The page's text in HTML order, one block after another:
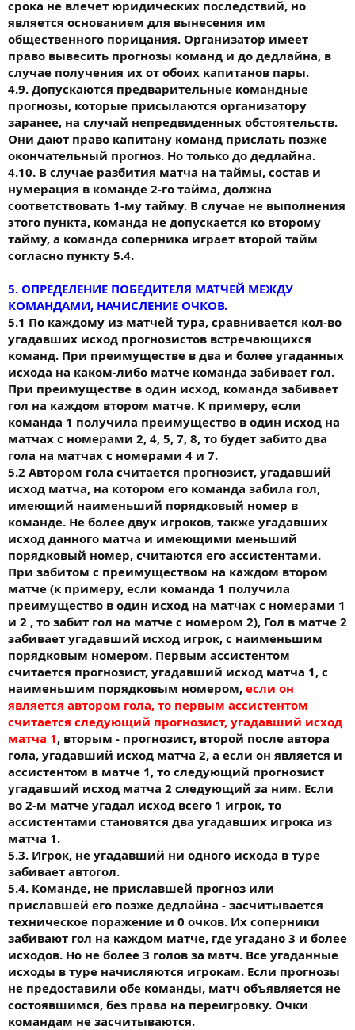
срока не влечет юридических последствий, но
является основанием для вынесения им
общественного порицания. Организатор имеет
право вывесить прогнозы команд и до дедлайна, в
случае получения их от обоих капитанов пары.
4.9. Допускаются предварительные командные
прогнозы, которые присылаются организатору
заранее, на случай непредвиденных обстоятельств.
Они дают право капитану команд прислать позже
окончательный прогноз. Но только до дедлайна.
4.10. В случае разбития матча на таймы, состав и
нумерация в команде 2-го тайма, должна
соответствовать 1-му тайму. В случае не выполнения
этого пункта, команда не допускается ко второму
тайму, а команда соперника играет второй тайм
согласно пункту 5.4.
5. ОПРЕДЕЛЕНИЕ ПОБЕДИТЕЛЯ МАТЧЕЙ МЕЖДУ
КОМАНДАМИ, НАЧИСЛЕНИЕ ОЧКОВ.
5.1 По каждому из матчей тура, сравнивается кол-во
угадавших исход прогнозистов встречающихся
команд. При преимуществе в два и более угаданных
исхода на каком-либо матче команда забивает гол.
При преимуществе в один исход, команда забивает
гол на каждом втором матче. К примеру, если
команда 1 получила преимущество в один исход на
матчах с номерами 2, 4, 5, 7, 8, то будет забито два
гола на матчах с номерами 4 и 7.
5.2 Автором гола считается прогнозист, угадавший
исход матча, на котором его команда забила гол,
имеющий наименьший порядковый номер в
команде. Не более двух игроков, также угадавших
исход данного матча и имеющими меньший
порядковый номер, считаются его ассистентами.
При забитом с преимуществом на каждом втором
матче (к примеру, если команда 1 получила
преимущество в один исход на матчах с номерами 1
и 2 , то забит гол на матче с номером 2), Гол в матче 2
забивает угадавший исход игрок, с наименьшим
порядковым номером. Первым ассистентом
считается прогнозист, угадавший исход матча 1, с
наименьшим порядковым номером, если он
является автором гола, то первым ассистентом
считается следующий прогнозист, угадавший исход
матча 1, вторым - прогнозист, второй после автора
гола, угадавший исход матча 2, а если он является и
ассистентом в матче 1, то следующий прогнозист
угадавший исход матча 2 следующий за ним. Если
во 2-м матче угадал исход всего 1 игрок, то
ассистентами становятся два угадавших игрока из
матча 1.
5.3. Игрок, не угадавший ни одного исхода в туре
забивает автогол.
5.4. Команде, не приславшей прогноз или
приславшей его позже дедлайна - засчитывается
техническое поражение и 0 очков. Их соперники
забивают гол на каждом матче, где угадано 3 и более
исходов. Но не более 3 голов за матч. Все угаданные
исходы в туре начисляются игрокам. Если прогнозы
не предоставили обе команды, матч объявляется не
состоявшимся, без права на переигровку. Очки
командам не засчитываются.